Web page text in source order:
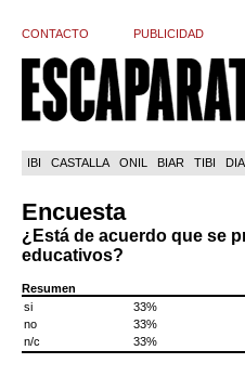
CONTACTO PUBLICIDAD
IBI CASTALLA ONIL BIAR TIBI
Encuesta
¿Está de acuerdo que se
educativos?
Resumen
si
33%
no
33%
n/c
33%